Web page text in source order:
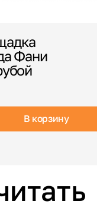
Фани
В корзину